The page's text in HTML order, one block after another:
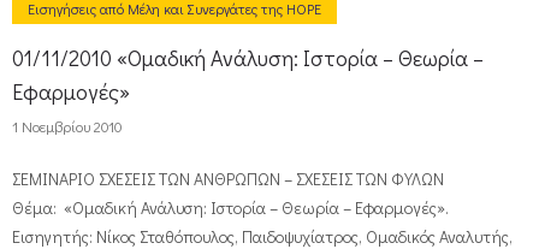
Εισηγήσεις από Μέλη και Συνεργάτες της HOPE
01/11/2010 «Ομαδική Ανάλυση: Ιστορία – Θεωρία –
Εφαρμογές»
1 Νοεμβρίου 2010
ΣΕΜΙΝΑΡΙΟ ΣΧΕΣΕΙΣ ΤΩΝ ΑΝΘΡΩΠΩΝ – ΣΧΕΣΕΙΣ ΤΩΝ ΦΥΛΩΝ
Θέμα: «Ομαδική Ανάλυση: Ιστορία – Θεωρία – Εφαρμογές».
Εισηγητής: Νίκος Σταθόπουλος, Παιδοψυχίατρος, Ομαδικός Αναλυτής,